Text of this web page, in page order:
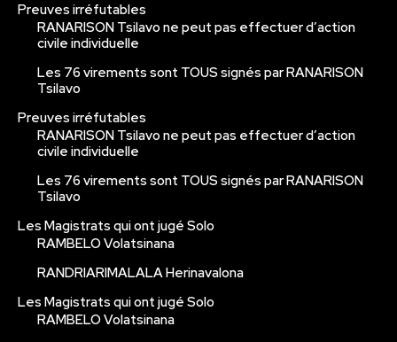
Preuves irréfutables
RANARISON Tsilavo ne peut pas effectuer d’action
civile individuelle
Les 76 virements sont TOUS signés par RANARISON
Tsilavo
Preuves irréfutables
RANARISON Tsilavo ne peut pas effectuer d’action
civile individuelle
Les 76 virements sont TOUS signés par RANARISON
Tsilavo
Les Magistrats qui ont jugé Solo
RAMBELO Volatsinana
RANDRIARIMALALA Herinavalona
Les Magistrats qui ont jugé Solo
RAMBELO Volatsinana